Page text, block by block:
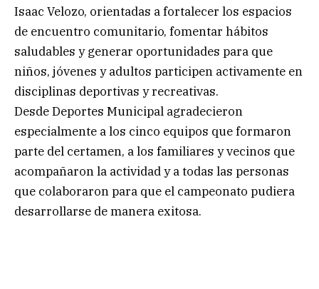
Isaac Velozo, orientadas a fortalecer los espacios
de encuentro comunitario, fomentar hábitos
saludables y generar oportunidades para que
niños, jóvenes y adultos participen activamente en
disciplinas deportivas y recreativas.
Desde Deportes Municipal agradecieron
especialmente a los cinco equipos que formaron
parte del certamen, a los familiares y vecinos que
acompañaron la actividad y a todas las personas
que colaboraron para que el campeonato pudiera
desarrollarse de manera exitosa.